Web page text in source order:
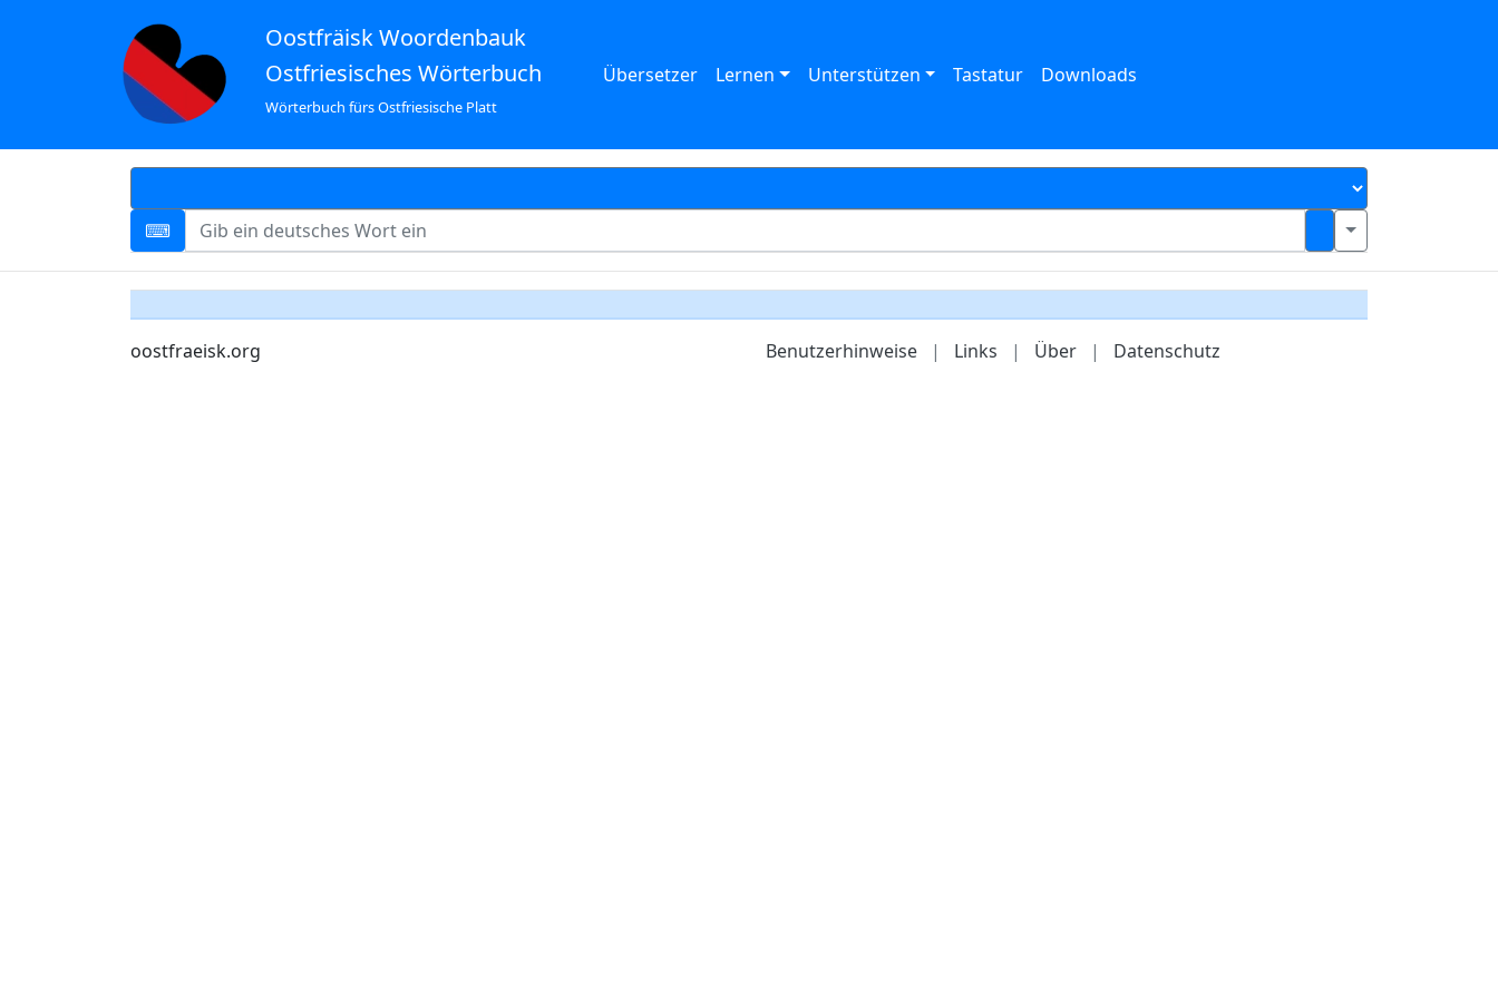
Oostfräisk Woordenbauk
Ostfriesisches Wörterbuch
Wörterbuch fürs Ostfriesische Platt
Übersetzer Lernen Unterstützen Tastatur Downloads
oostfraeisk.org Benutzerhinweise | Links | Über | Datenschutz